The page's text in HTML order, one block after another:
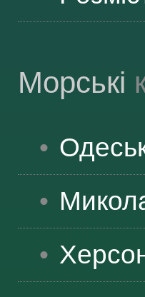
Морські